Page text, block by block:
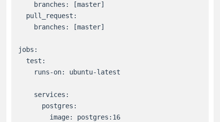
    branches: [master]
  pull_request:
    branches: [master]
jobs:
  test:
    runs-on: ubuntu-latest
    services:
      postgres:
        image: postgres:16